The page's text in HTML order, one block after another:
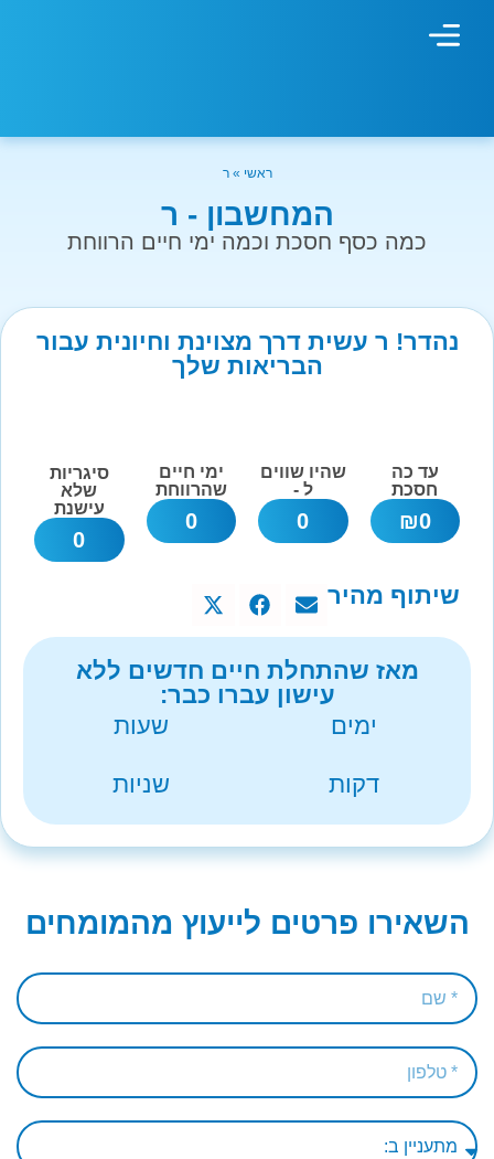
ראשי »ר
המחשבון - ר
כמה כסף חסכת וכמה ימי חיים הרווחת
נהדר! ר עשית דרך מצוינת וחיונית עבור
הבריאות שלך
עד כה
חסכת
0
₪
שהיו שווים
ל -
0
ימי חיים
שהרווחת
0
סיגריות
שלא
עישנת
0
שיתוף מהיר
מאז שהתחלת חיים חדשים ללא
עישון עברו כבר:
ימים
שעות
דקות שניות
השאירו פרטים לייעוץ מהמומחים